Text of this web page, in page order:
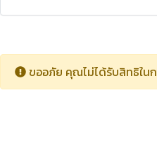
ขออภัย คุณไม่ได้รับสิทธิในก